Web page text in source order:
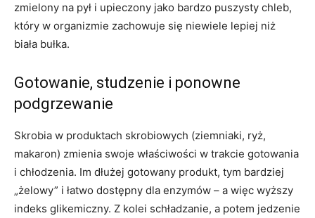
zmielony na pył i upieczony jako bardzo puszysty chleb,
który w organizmie zachowuje się niewiele lepiej niż
biała bułka.
Gotowanie, studzenie i ponowne
podgrzewanie
Skrobia w produktach skrobiowych (ziemniaki, ryż,
makaron) zmienia swoje właściwości w trakcie gotowania
i chłodzenia. Im dłużej gotowany produkt, tym bardziej
„żelowy” i łatwo dostępny dla enzymów – a więc wyższy
indeks glikemiczny. Z kolei schładzanie, a potem jedzenie